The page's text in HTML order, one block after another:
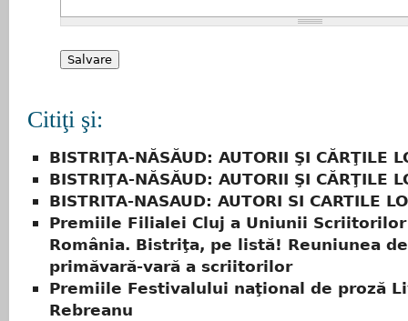
Citiţi şi:
BISTRIŢA-NĂSĂUD: AUTORII ŞI CĂRŢILE
BISTRIŢA-NĂSĂUD: AUTORII ŞI CĂRŢILE
BISTRITA-NASAUD: AUTORI SI CARTILE
Premiile Filialei Cluj a Uniunii
România. Bistriţa, pe listă! Reuniunea de
primăvară-vară a scriitorilor
Premiile Festivalului naţional de proză
Rebreanu